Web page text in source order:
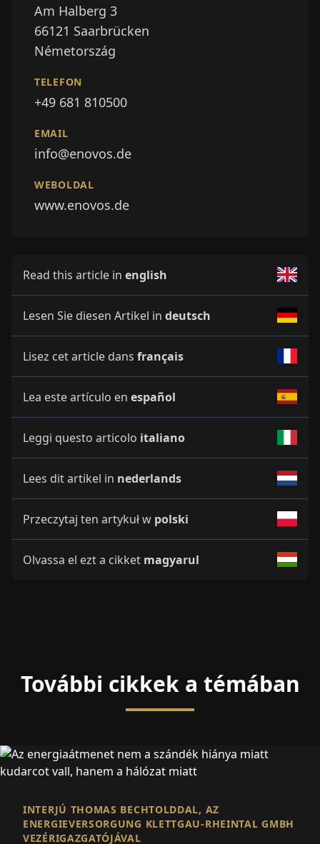
Am Halberg 3
66121 Saarbrücken
Németország
TELEFON
+49 681 810500
EMAIL
info@enovos.de
WEBOLDAL
www.enovos.de
Read this article in english
Lesen Sie diesen Artikel in deutsch
Lisez cet article dans français
Lea este artículo en español
Leggi questo articolo italiano
Lees dit artikel in nederlands
Przeczytaj ten artykuł w polski
Olvassa el ezt a cikket magyarul
További cikkek a témában
INTERJÚ THOMAS BECHTOLDDAL, AZ
ENERGIEVERSORGUNG KLETTGAU-RHEINTAL GMBH
VEZÉRIGAZGATÓJÁVAL